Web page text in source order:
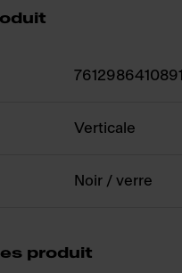
7612986410891
Verticale
Noir / verre
produit